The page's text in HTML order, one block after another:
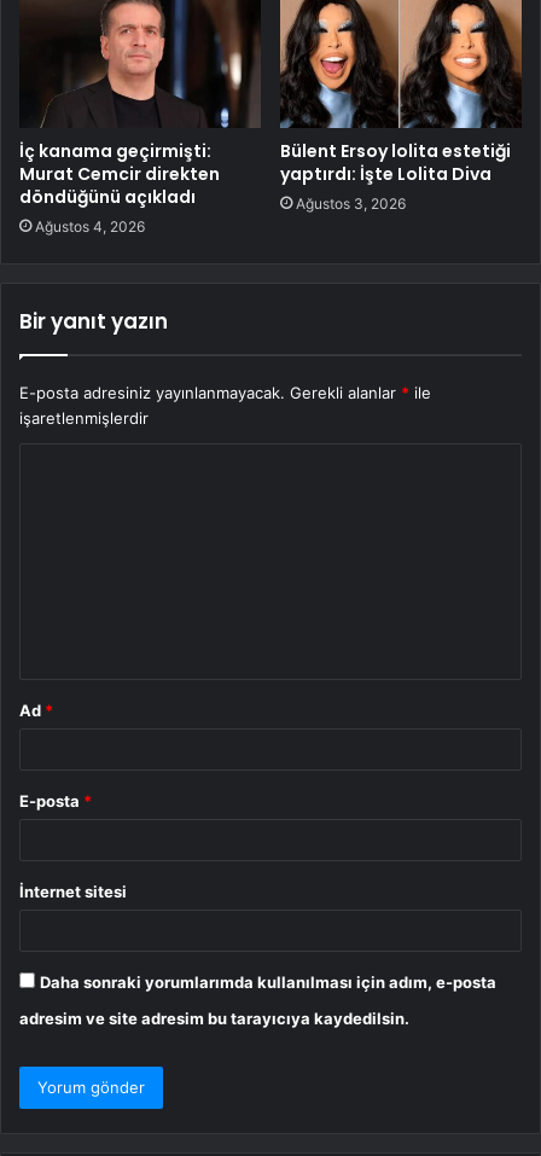
İç kanama geçirmişti:
Murat Cemcir direkten
döndüğünü açıkladı
Ağustos 4, 2026
Bülent Ersoy lolita estetiği
yaptırdı: İşte Lolita Diva
Ağustos 3, 2026
Bir yanıt yazın
E-posta adresiniz yayınlanmayacak. Gerekli alanlar * ile
işaretlenmişlerdir
Ad *
E-posta *
İnternet sitesi
Daha sonraki yorumlarımda kullanılması için adım, e-posta
adresim ve site adresim bu tarayıcıya kaydedilsin.